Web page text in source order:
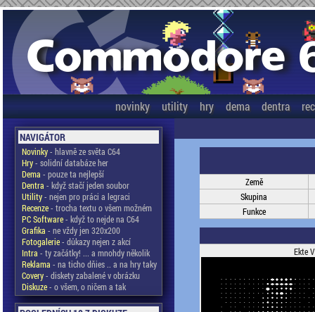
novinky utility hry dema dentra
NAVIGÁTOR
Novinky- hlavně ze světa C64
Hry- solidní databáze her
Dema - pouze ta nejlepší
Dentra - když stačí jeden soubor
Utility- nejen pro práci a legraci
Recenze- trocha textu o všem možném
PC Software- když to nejde na C64
Grafika - ne vždy jen 320x200
Fotogalerie- důkazy nejen z akcí
Intra - ty začátky! ... a mnohdy několik
Reklama - na ticho dňies .. a na hry taky
Covery- diskety zabalené v obrázku
Diskuze- o všem, o ničem a tak
Země
Skupina
Funkce
Ekte